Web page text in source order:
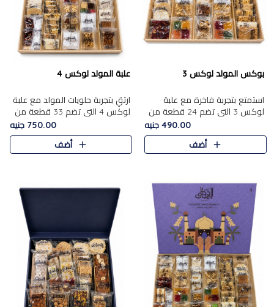
بوكس المولد لوكس 3
استمتع بتجربة فاخرة مع علبة
لوكس 3 التي تضم 24 قطعة من
أشهر حلويات المولد الشرقية
المختارة بعناية. تحتوي التشكيلة
على الجزرية بالفول، والملب..
490.00 جنيه
أضف
علبة المولد لوكس 4
ارتقِ بتجربة حلويات المولد مع علبة
لوكس 4 التي تضم 33 قطعة من
تشكيلة فاخرة ومتنوعة من أشهر
الأصناف الشرقية. تحتوي العلبة على
الجزرية بالفول،..
750.00 جنيه
أضف